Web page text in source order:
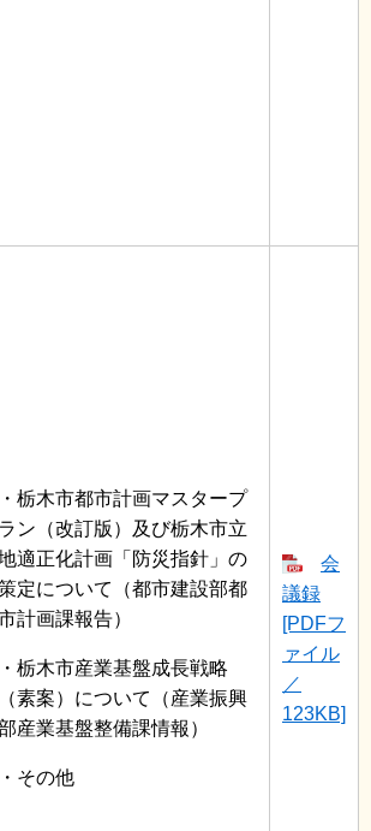
・栃木市都市計画マスタープ
ラン（改訂版）及び栃木市立
適正化計画「防災指針」の
定について（都市建設部都
計画課報告）
・栃木市産業基盤成長戦略
（素案）について（産業振興
産業基盤整備課情報）
・その他
会
議録
[PDFフ
ァイル
／
123KB]